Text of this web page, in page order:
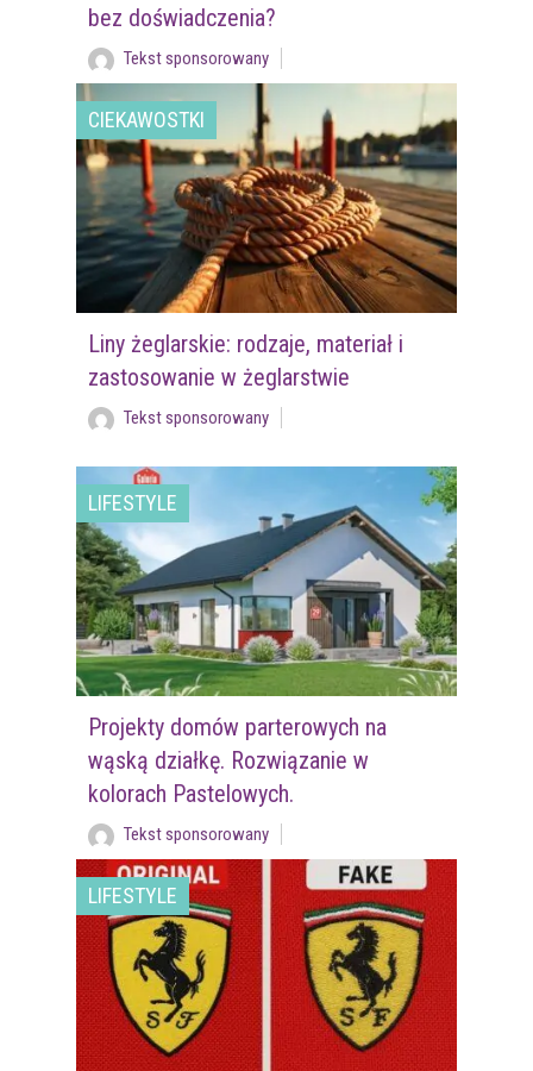
bez doświadczenia?
Tekst sponsorowany
CIEKAWOSTKI
Liny żeglarskie: rodzaje, materiał i
zastosowanie w żeglarstwie
Tekst sponsorowany
LIFESTYLE
Projekty domów parterowych na
wąską działkę. Rozwiązanie w
kolorach Pastelowych.
Tekst sponsorowany
LIFESTYLE